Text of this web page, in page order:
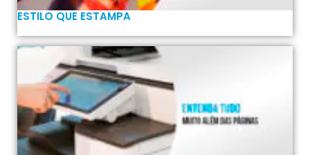
ESTILO QUE ESTAMPA